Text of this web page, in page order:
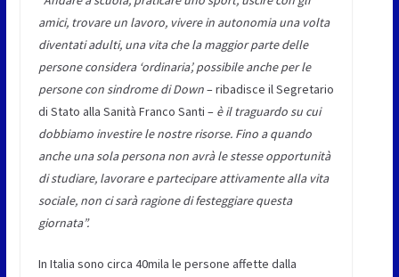
amici, trovare un lavoro, vivere in autonomia una volta
diventati adulti, una vita che la maggior parte delle
persone considera ‘ordinaria’, possibile anche per le
persone con sindrome di Down– ribadisce il Segretario
di Stato alla Sanità Franco Santi – è il traguardo su cui
dobbiamo investire le nostre risorse. Fino a quando
anche una sola persona non avrà le stesse opportunità
di studiare, lavorare e partecipare attivamente alla vita
sociale, non ci sarà ragione di festeggiare questa
giornata”.
In Italia sono circa 40mila le persone affette dalla